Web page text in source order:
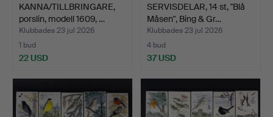
KANNA/TILLBRINGARE,
porslin, modell 1609, …
Klubbades 23 jul 2026
1 bud
22 USD
SERVISDELAR, 14 st, "Blå
Måsen", Bing & Gr…
Klubbades 23 jul 2026
4 bud
37 USD